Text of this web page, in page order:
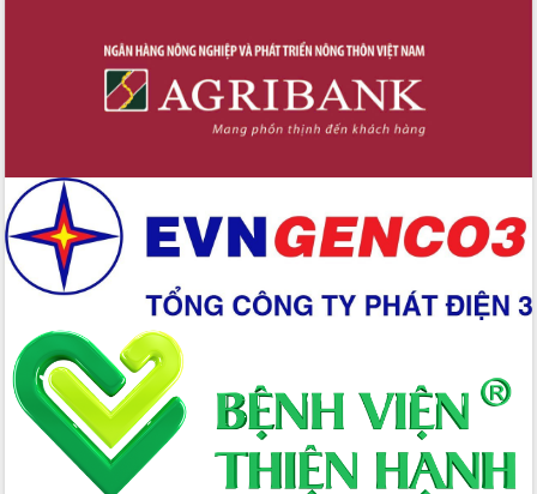
Đắk Lắk thời kỳ 2021-2030, tầm nhìn
đến năm 2050
Phát động chiến dịch 30 ngày đêm
giải phóng mặt bằng Tuyến đường bộ
Đắk Lắk nỗ lực thúc đẩy tăng trưởng
kinh tế từ 10% trở lên trong Quý
II/2026
Đắk Lắk ký kết thỏa thuận hợp tác về
chuyển đổi số giai đoạn 2026 – 2030
với Tập đoàn Bưu chính Viễn thông
Thứ trưởng Bộ Y tế làm việc với tỉnh
Đắk Lắk về phát triển nhân lực y tế
cho trạm y tế cấp xã
Du lịch Đắk Lắk nâng tầm trải nghiệm
du khách thông qua Hệ thống cơ sở dữ
liệu và Bản đồ số